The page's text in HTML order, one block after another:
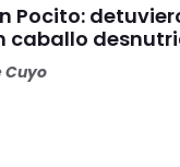
Pocito:
caballo
Cuyo